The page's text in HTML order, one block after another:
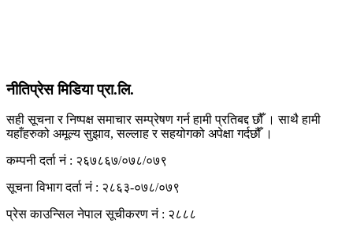
नीतिप्रेस मिडिया प्रा.लि.
सही सूचना र निष्पक्ष समाचार सम्प्रेषण गर्न हामी प्रतिबद्द छौँ । साथै हामी
यहाँहरुको अमूल्य सुझाव, सल्लाह र सहयोगको अपेक्षा गर्दछौँ ।
कम्पनी दर्ता नं : २६७८६७/०७८/०७९
सूचना विभाग दर्ता नं : २८६३-०७८/०७९
प्रेस काउन्सिल नेपाल सूचीकरण नं : २८८८